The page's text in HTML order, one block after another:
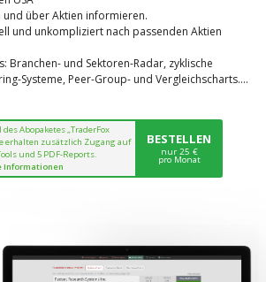
und über Aktien informieren.
und unkompliziert nach passenden Aktien
Branchen- und Sektoren-Radar, zyklische
Systeme, Peer-Group- und Vergleichscharts....
Abopaketes „TraderFox
erhalten zusätzlich Zugang auf
und 5 PDF-Reports.
Informationen
BESTELLEN
nur 25 €
pro Monat